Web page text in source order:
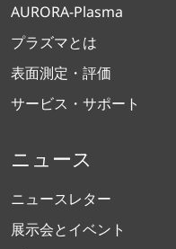
AURORA-Plasma
プラズマとは
表面測定・評価
サービス・サポート
ニュース
ニュースレター
展示会とイベント